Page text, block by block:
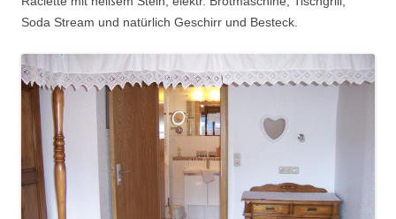
Soda Stream und natürlich Geschirr und Besteck.